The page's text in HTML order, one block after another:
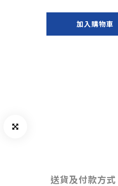
加入購物車
送貨及付款方式